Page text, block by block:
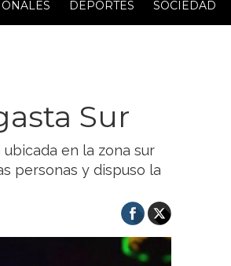
DEPORTES SOCIEDAD
Sur
en la zona sur
personas y dispuso la